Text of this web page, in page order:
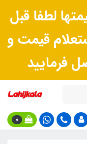
لطفا قبل
قیمت و
فرمایید
0